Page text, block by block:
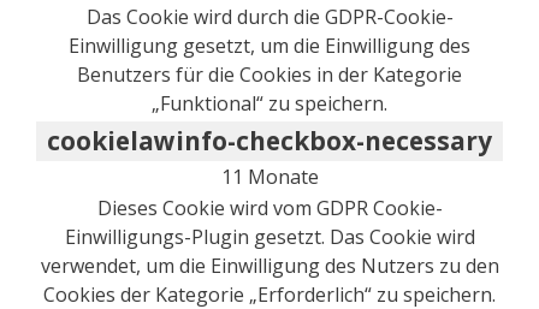
Das Cookie wird durch die GDPR-Cookie-
Einwilligung gesetzt, um die Einwilligung des
Benutzers für die Cookies in der Kategorie
„Funktional“ zu speichern.
cookielawinfo-checkbox-necessary
11 Monate
Dieses Cookie wird vom GDPR Cookie-
Einwilligungs-Plugin gesetzt. Das Cookie wird
verwendet, um die Einwilligung des Nutzers zu den
Cookies der Kategorie „Erforderlich“ zu speichern.